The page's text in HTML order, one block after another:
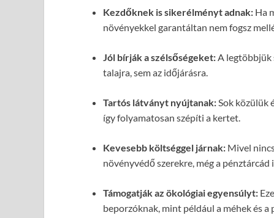
Kezdőknek is sikerélményt adnak: Ha
növényekkel garantáltan nem fogsz
Jól bírják a szélsőségeket: A legtöbbjük
talajra, sem az időjárásra.
Tartós látványt nyújtanak: Sok közülük
így folyamatosan szépíti a kertet.
Kevesebb költséggel járnak: Mivel
növényvédő szerekre, még a pénztárcád
Támogatják az ökológiai egyensúlyt:
beporzóknak, mint például a méhek és a